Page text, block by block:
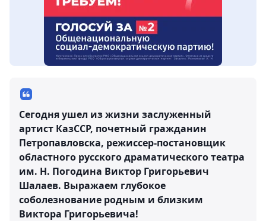
Сегодня ушел из жизни заслуженный
артист КазССР, почетный гражданин
Петропавловска, режиссер-постановщик
областного русского драматического театра
им. Н. Погодина Виктор Григорьевич
Шалаев. Выражаем глубокое
соболезнование родным и близким
Виктора Григорьевича!